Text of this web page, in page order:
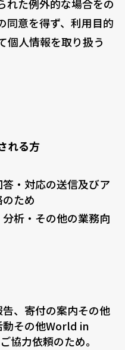
れた例外的な場合をの
同意を得ず、利用目的
個人情報を取り扱う
れる方
・対応の送信及びア
ため
析・その他の業務向
、寄付の案内その他
動その他World in
協力依頼のため。